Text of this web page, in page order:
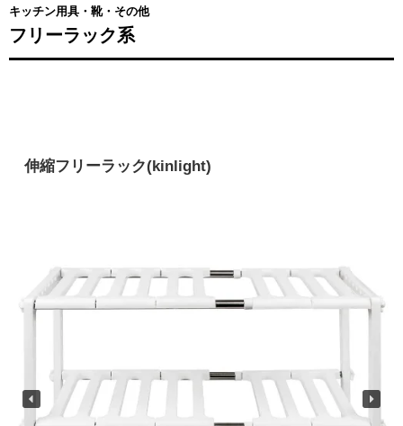
キッチン用具・靴・その他
フリーラック系
伸縮フリーラック(kinlight)